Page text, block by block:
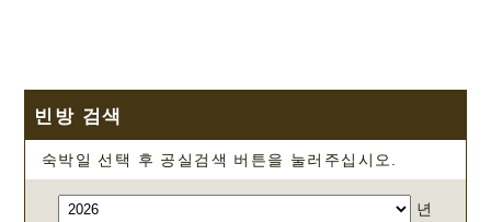
빈방 검색
숙박일 선택 후 공실검색 버튼을 눌러주십시오.
년